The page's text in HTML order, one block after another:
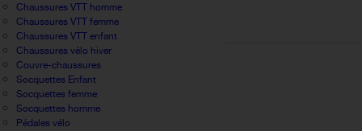
Chaussures VTT homme
Chaussures VTT femme
Chaussures VTT enfant
Chaussures vélo hiver
Couvre-chaussures
Socquettes Enfant
Socquettes femme
Socquettes homme
Pédales vélo